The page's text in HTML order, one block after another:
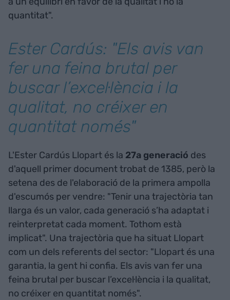
quantitat".
Ester Cardús: "Els avis van
fer una feina brutal per
buscar l’excel·lència i la
qualitat, no créixer en
quantitat només"
L'Ester Cardús Llopart és la 27a generació des
d'aquell primer document trobat de 1385, però la
setena des de l'elaboració de la primera ampolla
d'escumós per vendre: "Tenir una trajectòria tan
llarga és un valor, cada generació s’ha adaptat i
reinterpretat cada moment. Tothom està
implicat". Una trajectòria que ha situat Llopart
com un dels referents del sector: "Llopart és una
garantia, la gent hi confia. Els avis van fer una
feina brutal per buscar l’excel·lència i la qualitat,
no créixer en quantitat només".